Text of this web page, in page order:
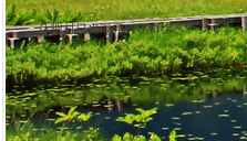
休暇村日光湯元のブログページです。